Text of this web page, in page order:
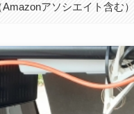
アソシエイト含む